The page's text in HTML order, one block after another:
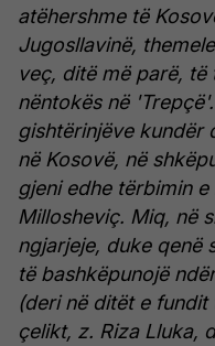
atëhershme të
Jugosllavinë,
veç, ditë më parë,
nëntokës në 'Trepçë'.
gishtërinjëve kundër
në Kosovë, në
gjeni edhe tërbimin
Millosheviç. Miq, në
ngjarjeje, duke qenë
të bashkëpunojë
(deri në ditët e fundit
çelikt, z. Riza Lluka,